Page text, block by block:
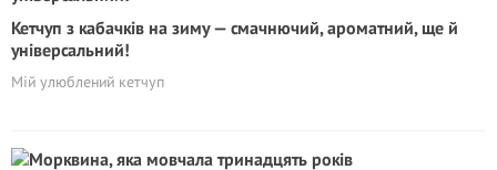
Кетчуп з кабачків на зиму — смачнючий, ароматний, ще й
універсальний!
Мій улюблений кетчуп